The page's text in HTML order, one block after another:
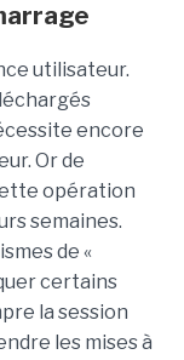
utilisateur.
encore
Or de
opération
semaines.
de «
certains
la session
les mises à